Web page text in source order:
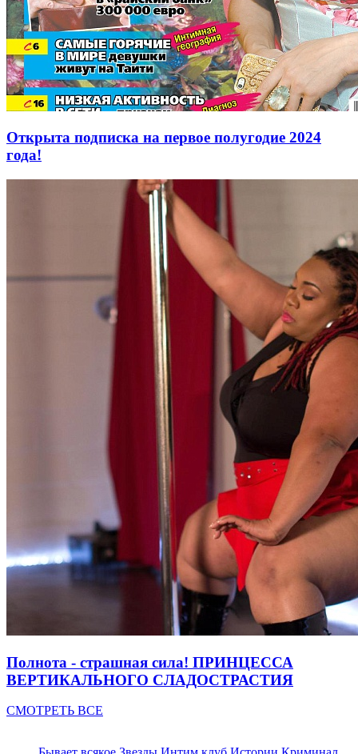
Открыта подписка на первое полугодие 2024
года!
Полнота - страшная сила! ПРИНЦЕССА
ВЕРТИКАЛЬНОГО СЛАДОСТРАСТИЯ
СМОТРЕТЬ ВСЕ